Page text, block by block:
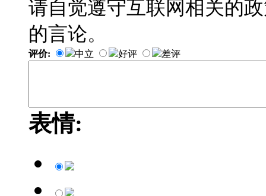
请自觉遵守互联网相关的
的言论。
评价: 中立 好评 差评
表情: